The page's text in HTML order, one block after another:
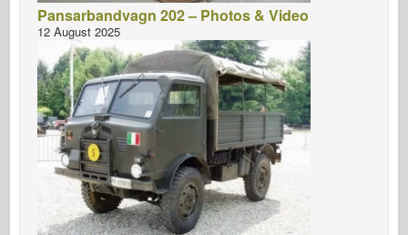
Pansarbandvagn 202 – Photos & Video
12 August 2025